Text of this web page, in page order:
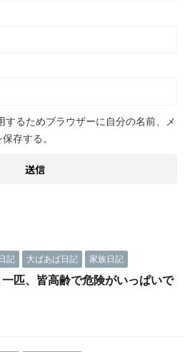
するためブラウザーに自分の名前、メ
存する。
記 大ばあば日記 家族日記
匹、皆高齢で危険がいっぱいで